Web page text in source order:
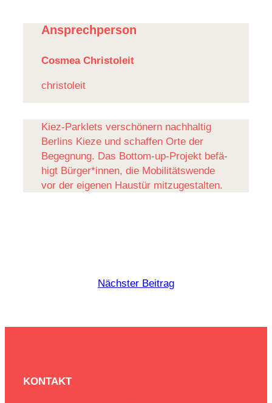
Ansprechperson
Cosmea Christoleit
chris­to­leit
Kiez-Park­lets verschö­nern nach­haltig
Berlins Kieze und schaffen Orte der
Begeg­nung. Das Bottom-up-Projekt befä­
higt Bürger*innen, die Mobi­li­täts­wende
vor der eigenen Haustür mitzugestalten.
Nächster Beitrag
KONTAKT